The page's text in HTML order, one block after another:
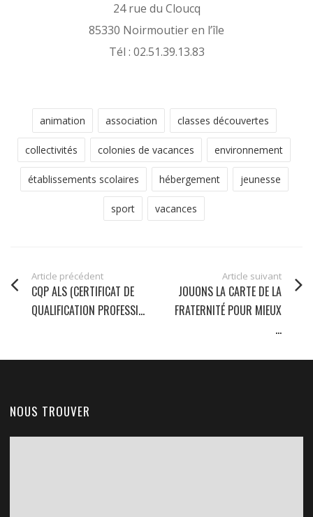
24 rue du Cloucq
85330 Noirmoutier en l’île
Tél : 02.51.39.13.83
animation association classes découvertes
collectivités colonies de vacances environnement
établissements scolaires hébergement jeunesse
sport vacances
Article précédent
CQP ALS (CERTIFICAT DE
QUALIFICATION PROFESSI...
Article suivant
JOUONS LA CARTE DE LA
FRATERNITÉ POUR MIEUX
...
NOUS TROUVER